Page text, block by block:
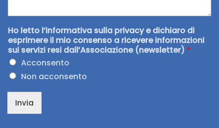
Ho letto l’informativa sulla privacy e dichiaro di
esprimere il mio consenso a ricevere informazioni
sui servizi resi dall’Associazione (newsletter) *
Acconsento
Non acconsento
Invia